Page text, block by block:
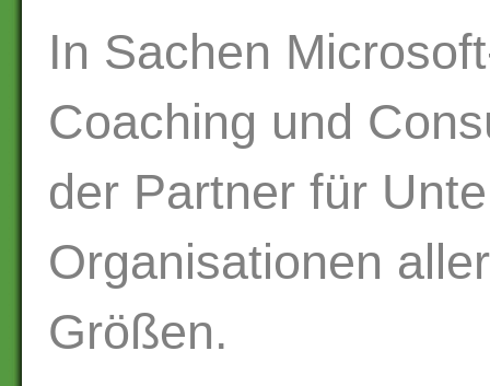
In Sachen
Coaching und
der Partner für
Organisationen
Größen.